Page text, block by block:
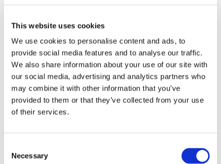
This website uses cookies
We use cookies to personalise content and ads, to
provide social media features and to analyse our traffic.
We also share information about your use of our site with
our social media, advertising and analytics partners who
may combine it with other information that you’ve
provided to them or that they’ve collected from your use
of their services.
Selection
Necessary
Milano
01 Aug 2024
secondarie di I e